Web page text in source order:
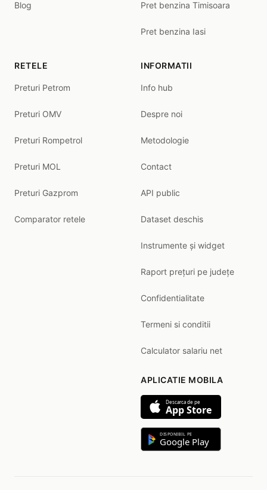
Blog Pret benzina Timisoara
Pret benzina Iasi
RETELE
Preturi Petrom
Preturi OMV
Preturi Rompetrol
Preturi MOL
Preturi Gazprom
Comparator retele
INFORMATII
Info hub
Despre noi
Metodologie
Contact
API public
Dataset deschis
Instrumente și widget
Raport prețuri pe județe
Confidentialitate
Termeni si conditii
Calculator salariu net
APLICATIE MOBILA
Descarca de pe
App Store
DISPONIBIL PE
Google Play